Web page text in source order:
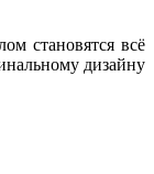
становятся всё
дизайну